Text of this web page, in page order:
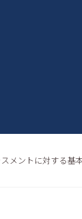
メントに対する基